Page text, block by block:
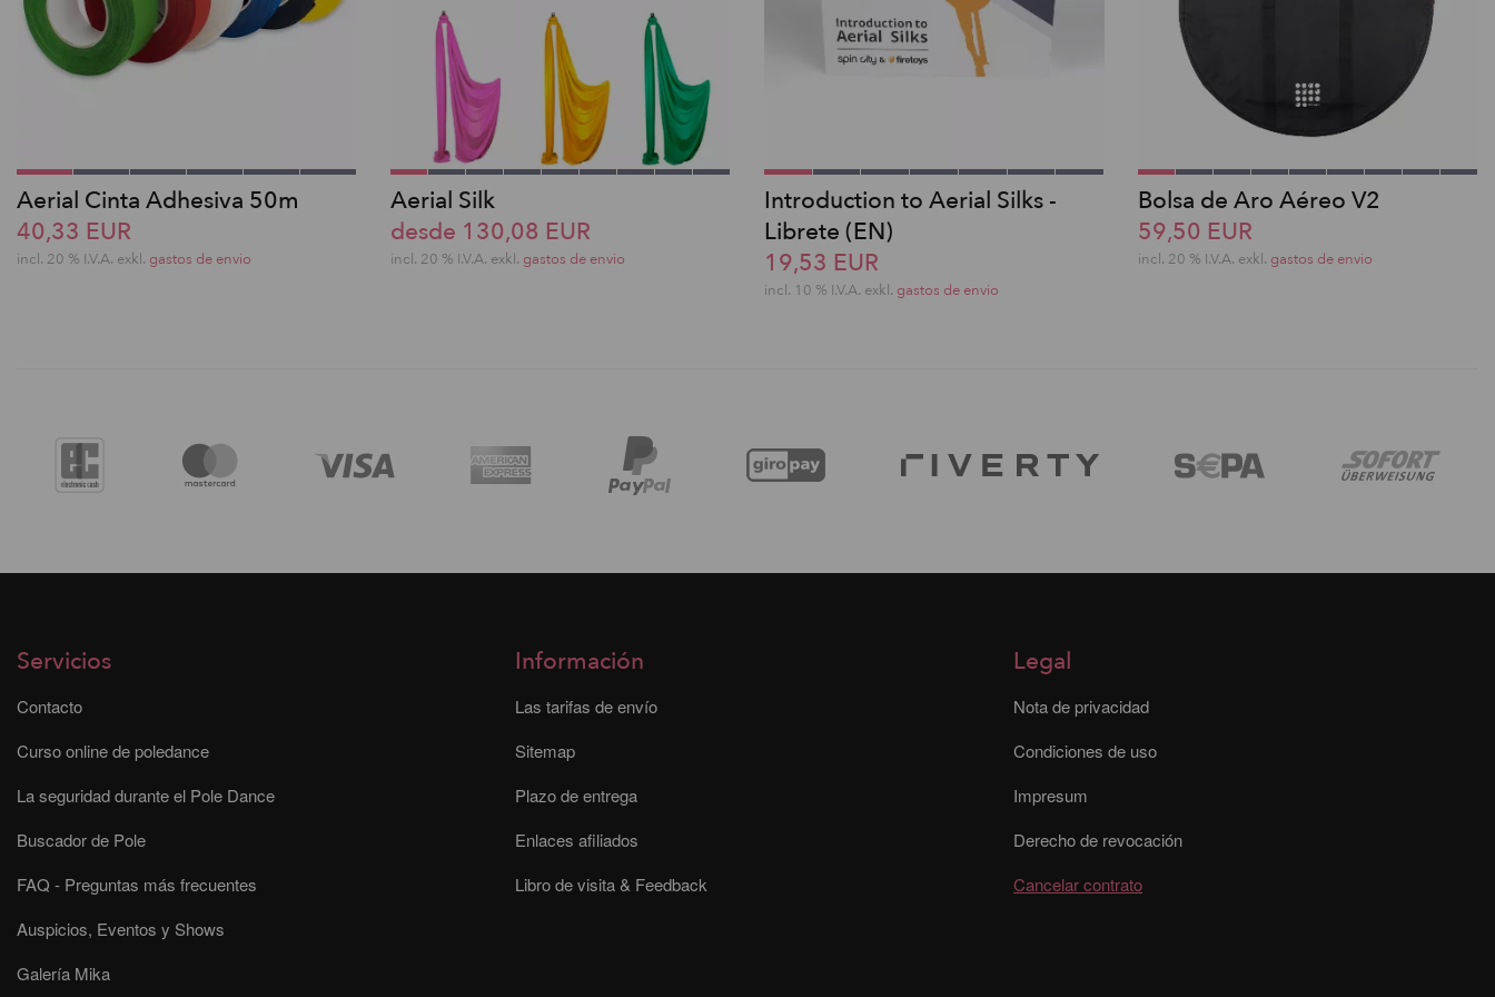
Aerial Cinta Adhesiva 50m
40,33 EUR
incl. 20 % I.V.A. exkl. gastos de envio
Aerial Silk
desde 130,08 EUR
incl. 20 % I.V.A. exkl. gastos de envio
Introduction to Aerial Silks -
Librete (EN)
19,53 EUR
incl. 10 % I.V.A. exkl. gastos de envio
Bolsa de Aro Aéreo V2
59,50 EUR
incl. 20 % I.V.A. exkl. gastos de envio
Servicios
Contacto
Curso online de poledance
La seguridad durante el Pole Dance
Buscador de Pole
FAQ - Preguntas más frecuentes
Auspicios, Eventos y Shows
Galería Mika
Información
Las tarifas de envío
Sitemap
Plazo de entrega
Enlaces afiliados
Libro de visita & Feedback
Legal
Nota de privacidad
Condiciones de uso
Impresum
Derecho de revocación
Cancelar contrato